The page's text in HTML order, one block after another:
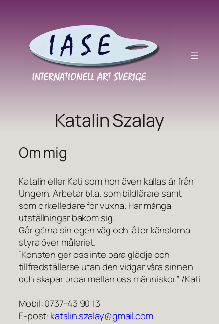
innehåll
Katalin Szalay
Om mig
Katalin eller Kati som hon även kallas är från
Ungern. Arbetar bl.a. som bildlärare samt
som cirkelledare för vuxna. Har många
utställningar bakom sig.
Går gärna sin egen väg och låter känslorna
styra över måleriet.
”Konsten ger oss inte bara glädje och
tillfredställerse utan den vidgar våra sinnen
och skapar broar mellan oss människor.” /Kati
Mobil: 0737-43 90 13
E-post: katalin.szalay@gmail.com